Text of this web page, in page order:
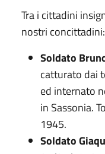
Tra i cittadini
nostri concittadini:
Soldato
catturato dai
ed internato
in Sassonia.
1945.
Soldato